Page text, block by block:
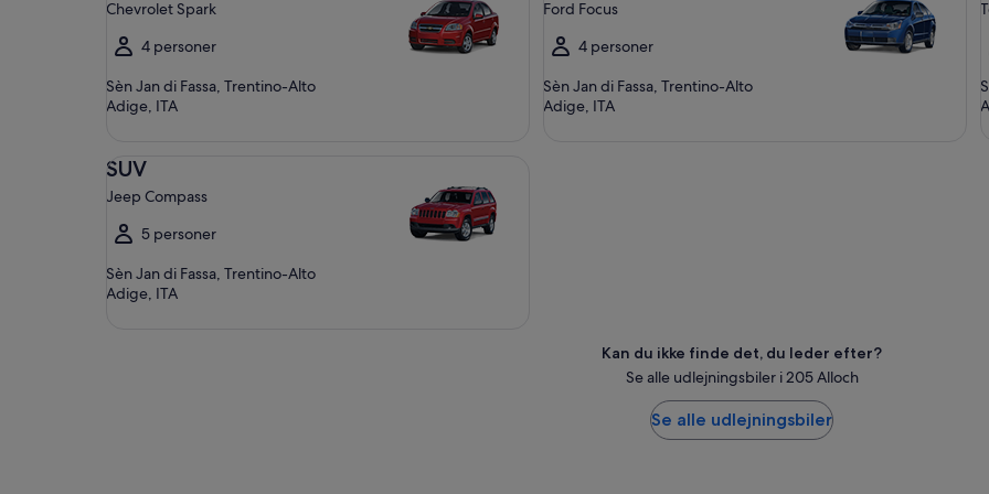
Chevrolet Spark
4 personer
Sèn Jan di Fassa, Trentino-Alto
Adige, ITA
Ford Focus
4 personer
Sèn Jan di Fassa, Trentino-Alto
Adige, ITA
SUV
Jeep Compass
5 personer
Sèn Jan di Fassa, Trentino-Alto
Adige, ITA
Kan du ikke finde det, du leder efter?
Se alle udlejningsbiler i 205 Alloch
Se alle udlejningsbiler